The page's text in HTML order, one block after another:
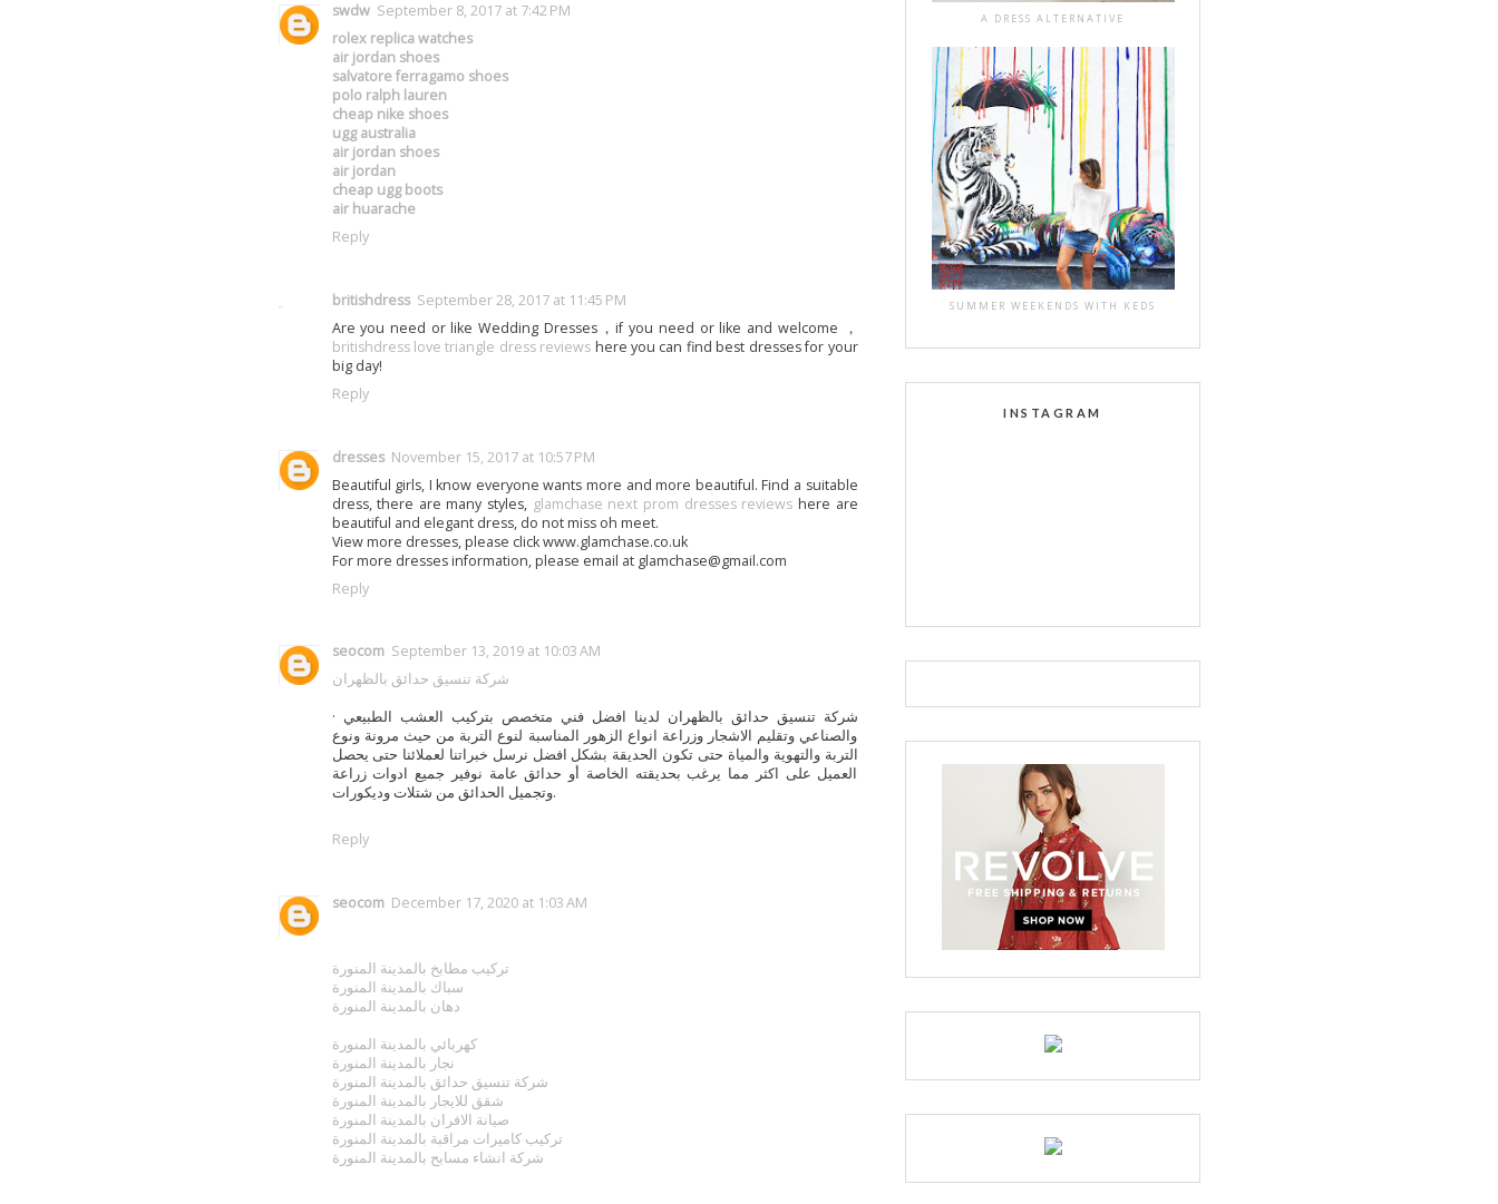
swdw September 8, 2017 at 7:42 PM
rolex replica watches
air jordan shoes
salvatore ferragamo shoes
polo ralph lauren
cheap nike shoes
ugg australia
air jordan shoes
air jordan
cheap ugg boots
air huarache
Reply
britishdress September 28, 2017 at 11:45 PM
Are you need or like Wedding Dresses，if you need or like and welcome ，
britishdress love triangle dress reviews here you can find best dresses for your
big day!
Reply
dresses November 15, 2017 at 10:57 PM
Beautiful girls, I know everyone wants more and more beautiful. Find a suitable
dress, there are many styles, glamchase next prom dresses reviews here are
beautiful and elegant dress, do not miss oh meet.
View more dresses, please click www.glamchase.co.uk
For more dresses information, please email at glamchase@gmail.com
Reply
seocom September 13, 2019 at 10:03 AM
شركة تنسيق حدائق بالظهران
· شركة تنسيق حدائق بالظهران لدينا افضل فني متخصص بتركيب العشب الطبيعي
والصناعي وتقليم الاشجار وزراعة انواع الزهور المناسبة لنوع التربة من حيث مرونة ونوع
التربة والتهوية والمياة حتى تكون الحديقة بشكل افضل نرسل خبراتنا لعملائنا حتى يحصل
العميل على اكثر مما يرغب بحديقته الخاصة أو حدائق عامة نوفير جميع ادوات زراعة
وتجميل الحدائق من شتلات وديكورات.
Reply
seocom December 17, 2020 at 1:03 AM
تركيب مطابخ بالمدينة المنورة
سباك بالمدينة المنورة
دهان بالمدينة المنورة
كهربائي بالمدينة المنورة
نجار بالمدينة المنورة
شركة تنسيق حدائق بالمدينة المنورة
شقق للايجار بالمدينة المنورة
صيانة الافران بالمدينة المنورة
تركيب كاميرات مراقبة بالمدينة المنورة
شركة انشاء مسابح بالمدينة المنورة
A DRESS ALTERNATIVE
SUMMER WEEKENDS WITH KEDS
INSTAGRAM